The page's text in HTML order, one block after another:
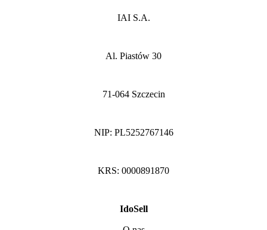
IAI S.A.
Al. Piastów 30
71-064 Szczecin
NIP: PL5252767146
KRS: 0000891870
IdoSell